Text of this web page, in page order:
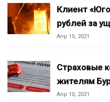
Клиент
рублей за
Апр 15, 2021
Страховые
жителям
Апр 10, 2021